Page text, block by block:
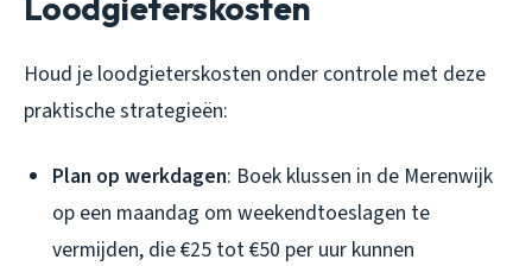
Houd je loodgieterskosten onder controle met deze
praktische strategieën:
Plan op werkdagen: Boek klussen in de Merenwijk
op een maandag om weekendtoeslagen te
vermijden, die €25 tot €50 per uur kunnen